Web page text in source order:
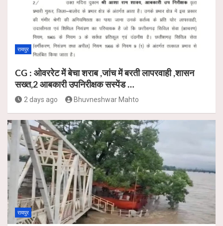
रायपुर
CG : ओवररेट में बेचा शराब ,जांच में बरती लापरवाही ,शासन
सख्त,2 आबकारी उपनिरीक्षक सस्पेंड …
2 days ago Bhuvneshwar Mahto
रायपुर